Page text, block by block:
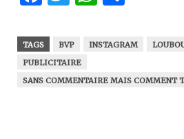
TAGS BVP INSTAGRAM
PUBLICITAIRE
SANS COMMENTAIRE MAIS COMMENT